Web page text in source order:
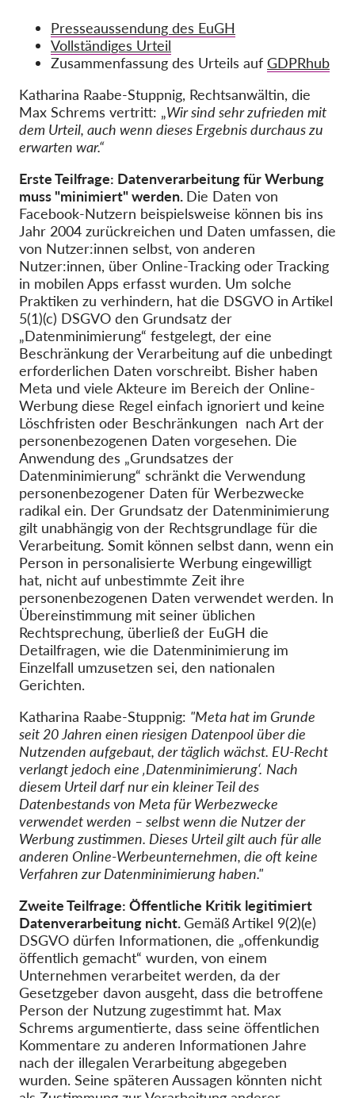
Presseaussendung des EuGH
Vollständiges Urteil
Zusammenfassung des Urteils auf GDPRhub
Katharina Raabe-Stuppnig, Rechtsanwältin, die
Max Schrems vertritt: „Wir sind sehr zufrieden mit
dem Urteil, auch wenn dieses Ergebnis durchaus zu
erwarten war.“
Erste Teilfrage: Datenverarbeitung für Werbung
muss "minimiert" werden. Die Daten von
Facebook-Nutzern beispielsweise können bis ins
Jahr 2004 zurückreichen und Daten umfassen, die
von Nutzer:innen selbst, von anderen
Nutzer:innen, über Online-Tracking oder Tracking
in mobilen Apps erfasst wurden. Um solche
Praktiken zu verhindern, hat die DSGVO in Artikel
5(1)(c) DSGVO den Grundsatz der
„Datenminimierung“ festgelegt, der eine
Beschränkung der Verarbeitung auf die unbedingt
erforderlichen Daten vorschreibt. Bisher haben
Meta und viele Akteure im Bereich der Online-
Werbung diese Regel einfach ignoriert und keine
Löschfristen oder Beschränkungen nach Art der
personenbezogenen Daten vorgesehen. Die
Anwendung des „Grundsatzes der
Datenminimierung“ schränkt die Verwendung
personenbezogener Daten für Werbezwecke
radikal ein. Der Grundsatz der Datenminimierung
gilt unabhängig von der Rechtsgrundlage für die
Verarbeitung. Somit können selbst dann, wenn ein
Person in personalisierte Werbung eingewilligt
hat, nicht auf unbestimmte Zeit ihre
personenbezogenen Daten verwendet werden. In
Übereinstimmung mit seiner üblichen
Rechtsprechung, überließ der EuGH die
Detailfragen, wie die Datenminimierung im
Einzelfall umzusetzen sei, den nationalen
Gerichten.
Katharina Raabe-Stuppnig: "Meta hat im Grunde
seit 20 Jahren einen riesigen Datenpool über die
Nutzenden aufgebaut, der täglich wächst. EU-Recht
verlangt jedoch eine ‚Datenminimierung‘. Nach
diesem Urteil darf nur ein kleiner Teil des
Datenbestands von Meta für Werbezwecke
verwendet werden – selbst wenn die Nutzer der
Werbung zustimmen. Dieses Urteil gilt auch für alle
anderen Online-Werbeunternehmen, die oft keine
Verfahren zur Datenminimierung haben."
Zweite Teilfrage: Öffentliche Kritik legitimiert
Datenverarbeitung nicht.Gemäß Artikel 9(2)(e)
DSGVO dürfen Informationen, die „offenkundig
öffentlich gemacht“ wurden, von einem
Unternehmen verarbeitet werden, da der
Gesetzgeber davon ausgeht, dass die betroffene
Person der Nutzung zugestimmt hat. Max
Schrems argumentierte, dass seine öffentlichen
Kommentare zu anderen Informationen Jahre
nach der illegalen Verarbeitung abgegeben
wurden. Seine späteren Aussagen könnten nicht